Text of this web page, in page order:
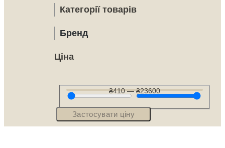
Категорії товарів
Бренд
Ціна
₴410—₴23600
Застосувати ціну